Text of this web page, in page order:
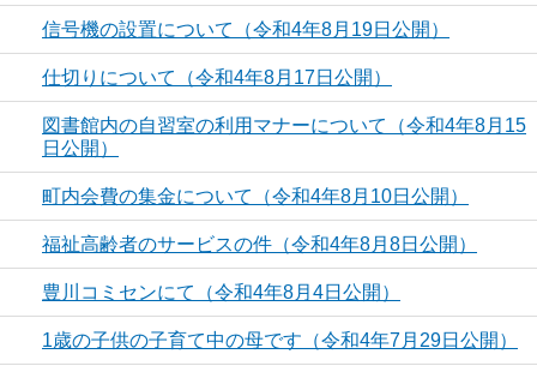
信号機の設置について（令和4年8月19日公開）
仕切りについて（令和4年8月17日公開）
図書館内の自習室の利用マナーについて（令和4年8月15
日公開）
町内会費の集金について（令和4年8月10日公開）
福祉高齢者のサービスの件（令和4年8月8日公開）
豊川コミセンにて（令和4年8月4日公開）
1歳の子供の子育て中の母です（令和4年7月29日公開）